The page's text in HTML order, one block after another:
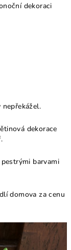
dekoraci
dekorace
barvami
domova za cenu